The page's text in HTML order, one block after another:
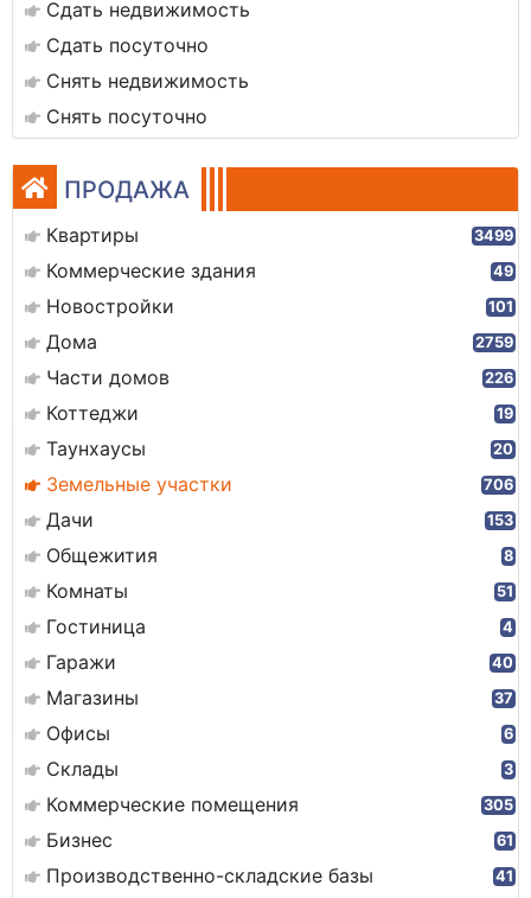
Сдать недвижимость
Сдать посуточно
Снять недвижимость
Снять посуточно
ПРОДАЖА
Квартиры 3499
Коммерческие здания 49
Новостройки 101
Дома 2759
Части домов 226
Коттеджи 19
Таунхаусы 20
Земельные участки 706
Дачи 153
Общежития 8
Комнаты 51
Гостиница 4
Гаражи 40
Магазины 37
Офисы 6
Склады 3
Коммерческие помещения 305
Бизнес 61
Производственно-складские базы 41